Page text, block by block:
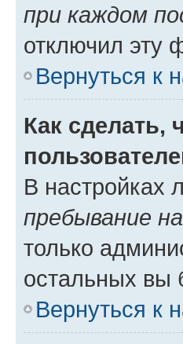
при каждом
отключил эту
Вернуться к
Как сделать,
В настройках
пребывание
только
остальных вы
Вернуться к